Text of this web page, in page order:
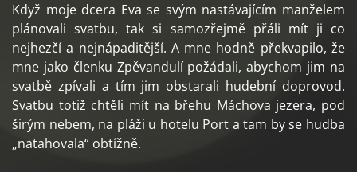
Když moje dcera Eva se svým nastávajícím manželem
plánovali svatbu, tak si samozřejmě přáli mít ji co
nejhezčí a nejnápaditější. A mne hodně překvapilo, že
mne jako členku Zpěvandulí požádali, abychom jim na
svatbě zpívali a tím jim obstarali hudební doprovod.
Svatbu totiž chtěli mít na břehu Máchova jezera, pod
širým nebem, na pláži u hotelu Port a tam by se hudba
„natahovala“ obtížně.